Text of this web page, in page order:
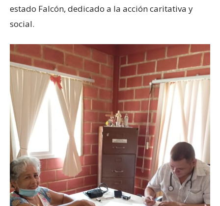
estado Falcón, dedicado a la acción caritativa y
social.